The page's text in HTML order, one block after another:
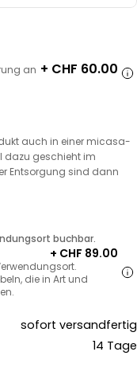
an + CHF 60.00
auch in einer micasa-
dazu geschieht im
Entsorgung sind dann
buchbar.
+ CHF 89.00
die in Art und
sofort versandfertig
14 Tage